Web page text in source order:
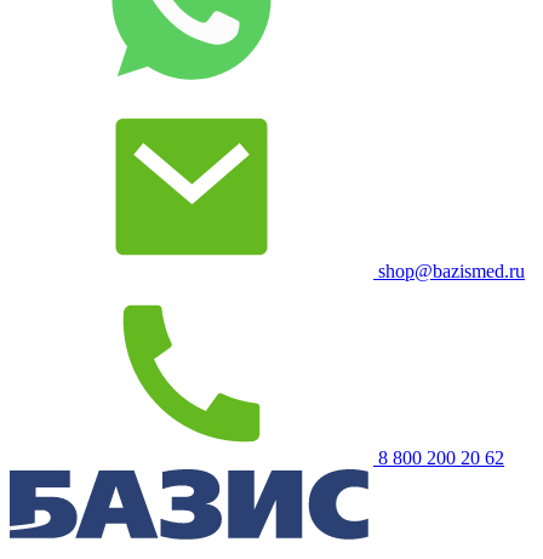
shop@bazismed.ru
8 800 200 20 62